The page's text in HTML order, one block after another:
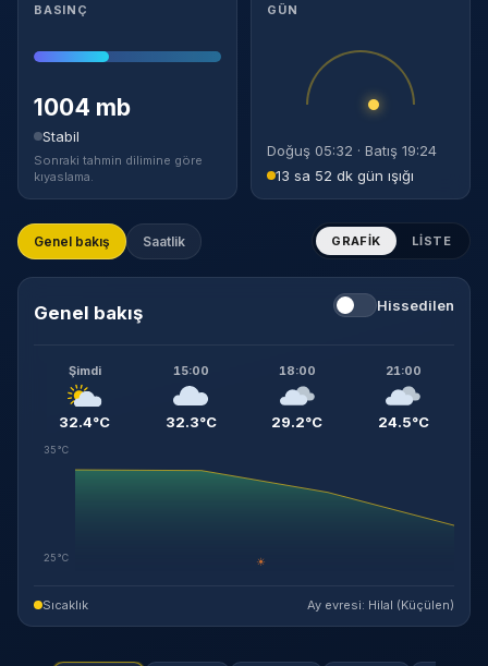
BASINÇ
1004 mb
Stabil
Sonraki tahmin dilimine göre
kıyaslama.
GÜN
Doğuş 05:32 · Batış 19:24
13 sa 52 dk gün ışığı
Genel bakış Saatlik GRAFIK LISTE
Genel bakış Hissedilen
Şimdi
32.4°C
15:00
32.3°C
18:00
29.2°C
21:00
24.5°C
35°C
25°C ☀
Sıcaklık Ay evresi: Hilal (Küçülen)